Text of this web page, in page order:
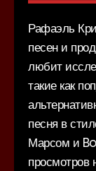
Рафаэль
песен и
любит
такие как
песня в
Марсом и
просмотров